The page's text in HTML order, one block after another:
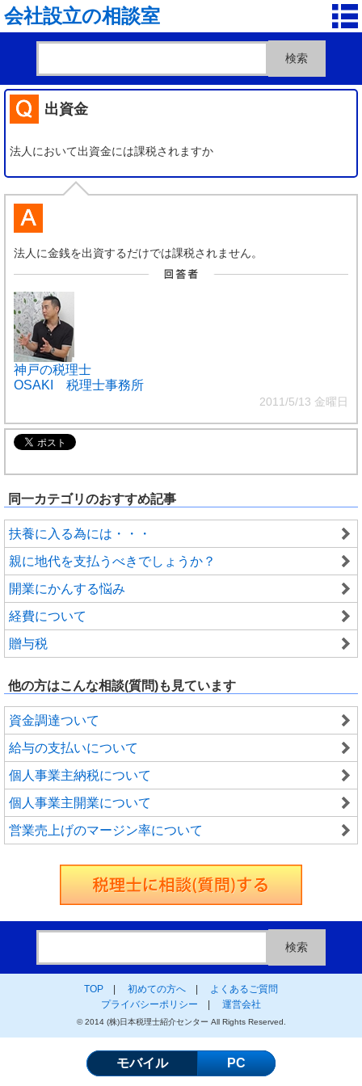
会社設立の相談室
出資金
法人において出資金には課税されますか
法人に金銭を出資するだけでは課税されません。
神戸の税理士
OSAKI 税理士事務所
2011/5/13 金曜日
同一カテゴリのおすすめ記事
扶養に入る為には・・・
親に地代を支払うべきでしょうか？
開業にかんする悩み
経費について
贈与税
他の方はこんな相談(質問)も見ています
資金調達ついて
給与の支払いについて
個人事業主納税について
個人事業主開業について
営業売上げのマージン率について
TOP 初めての方へ
よくあるご質問
プライバシーポリシー
運営会社
© 2014 (株)日本税理士紹介センター All Rights Reserved.
モバイル PC